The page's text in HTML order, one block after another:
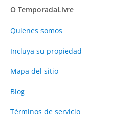
O TemporadaLivre
Quienes somos
Incluya su propiedad
Mapa del sitio
Blog
Términos de servicio